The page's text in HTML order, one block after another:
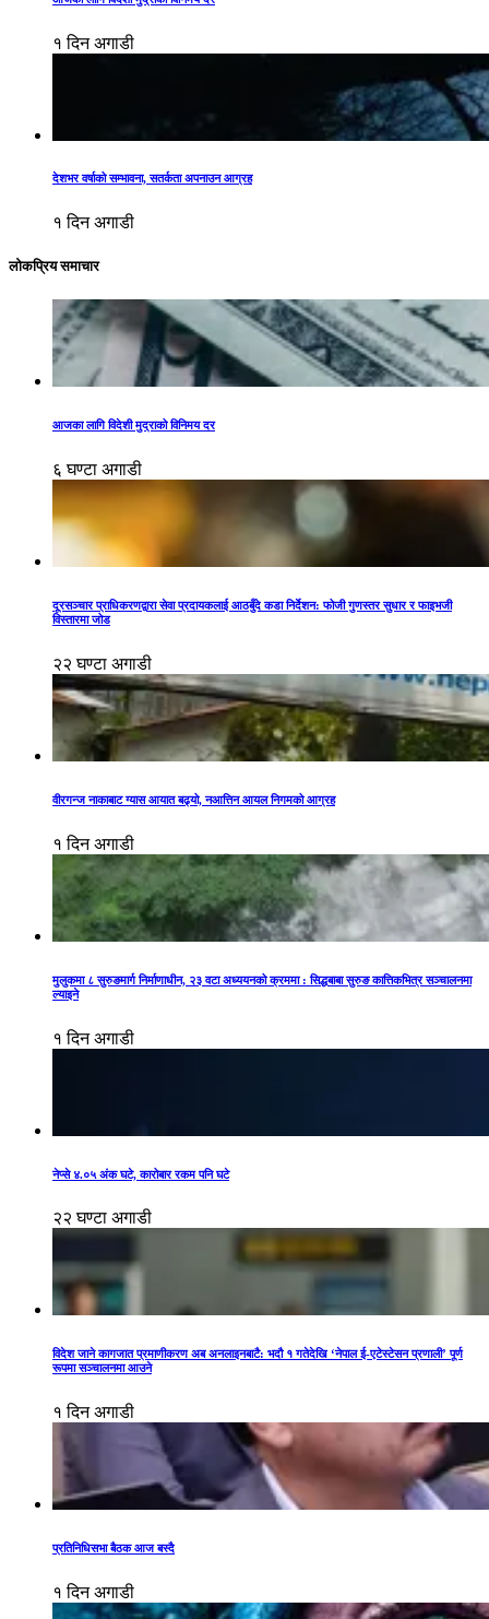
१ दिन अगाडी
देशभर वर्षाको सम्भावना, सतर्कता अपनाउन आग्रह
१ दिन अगाडी
लोकप्रिय समाचार
आजका लागि विदेशी मुद्राको विनिमय दर
६ घण्टा अगाडी
दूरसञ्चार प्राधिकरणद्वारा सेवा प्रदायकलाई आठबुँदे कडा निर्देशन: फोजी गुणस्तर सुधार र फाइभजी
विस्तारमा जोड
२२ घण्टा अगाडी
वीरगन्ज नाकाबाट ग्यास आयात बढ्यो, नआत्तिन आयल निगमको आग्रह
१ दिन अगाडी
मुलुकमा ८ सुरुङमार्ग निर्माणाधीन, २३ वटा अध्ययनको क्रममा : सिद्धबाबा सुरुङ कात्तिकभित्र सञ्चालनमा
ल्याइने
१ दिन अगाडी
नेप्से ४.०५ अंक घटे, कारोबार रकम पनि घटे
२२ घण्टा अगाडी
विदेश जाने कागजात प्रमाणीकरण अब अनलाइनबाटै: भदौ १ गतेदेखि ‘नेपाल ई-एटेस्टेसन प्रणाली’ पूर्ण
रूपमा सञ्चालनमा आउने
१ दिन अगाडी
प्रतिनिधिसभा बैठक आज बस्दै
१ दिन अगाडी